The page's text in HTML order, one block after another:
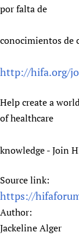
por falta de
conocimientos de
http://hifa.org/
Help create a
of healthcare
knowledge - Join
Source link:
https://
Author:
Jackeline Alger